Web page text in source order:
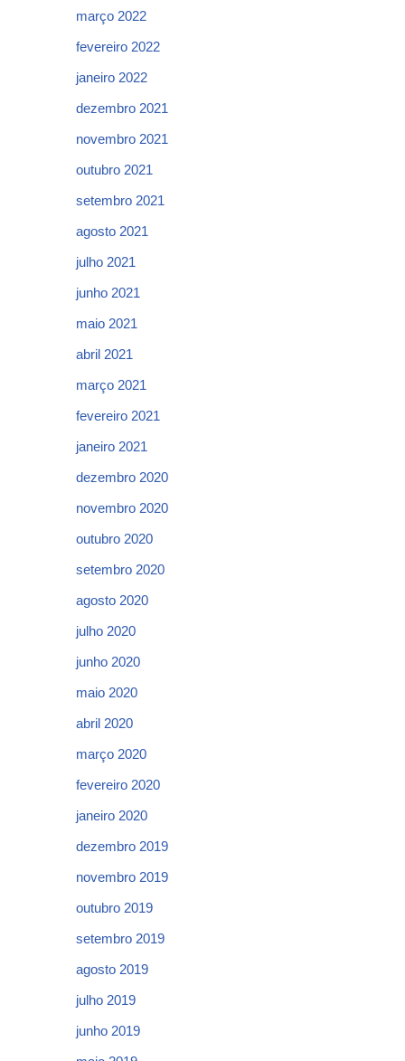
março 2022
fevereiro 2022
janeiro 2022
dezembro 2021
novembro 2021
outubro 2021
setembro 2021
agosto 2021
julho 2021
junho 2021
maio 2021
abril 2021
março 2021
fevereiro 2021
janeiro 2021
dezembro 2020
novembro 2020
outubro 2020
setembro 2020
agosto 2020
julho 2020
junho 2020
maio 2020
abril 2020
março 2020
fevereiro 2020
janeiro 2020
dezembro 2019
novembro 2019
outubro 2019
setembro 2019
agosto 2019
julho 2019
junho 2019